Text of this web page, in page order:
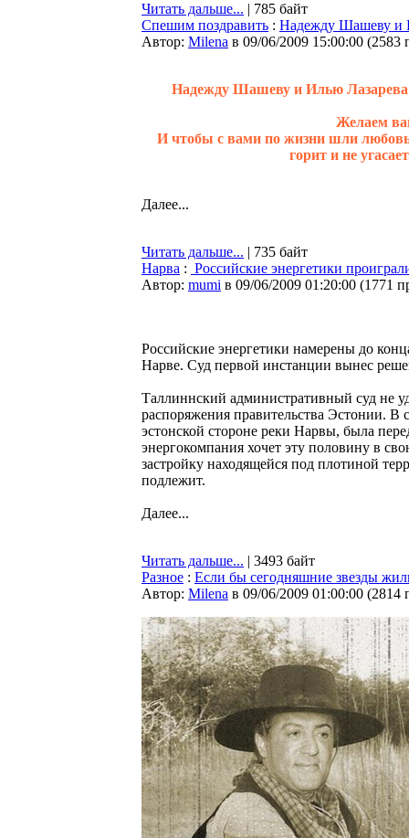
Читать дальше... | 785 байт
Спешим поздравить : Надежду Шашеву и
Автор: Milena в 09/06/2009 15:00:00 (2583
Надежду Шашеву и Илью Лазарева
Желаем
И чтобы с вами по жизни шли
горит и не
Далее...
Читать дальше... | 735 байт
Нарва : Российские энергетики
Автор: mumi в 09/06/2009 01:20:00 (1771
Российские энергетики намерены до
Нарве. Суд первой инстанции вынес
Таллиннский административный суд не
распоряжения правительства Эстонии. В
эстонской стороне реки Нарвы, была
энергокомпания хочет эту половину в
застройку находящейся под плотиной
подлежит.
Далее...
Читать дальше... | 3493 байт
Разное : Если бы сегодняшние звезды
Автор: Milena в 09/06/2009 01:00:00 (2814